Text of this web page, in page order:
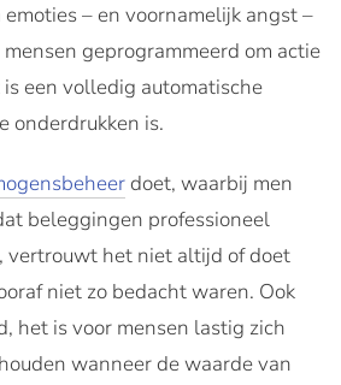
– en voornamelijk angst –
geprogrammeerd om actie
een volledig automatische
onderdrukken is.
doet, waarbij men
beleggingen professioneel
vertrouwt het niet altijd of doet
niet zo bedacht waren. Ook
het is voor mensen lastig zich
wanneer de waarde van